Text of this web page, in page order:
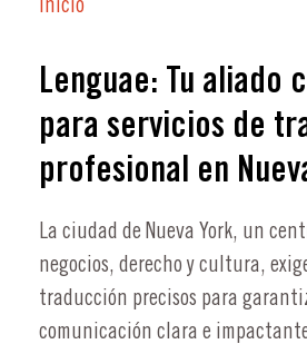
Inicio
Lenguae: Tu aliado
para servicios de
profesional en
La ciudad de Nueva York, un
negocios, derecho y cultura,
traducción precisos para
comunicación clara e